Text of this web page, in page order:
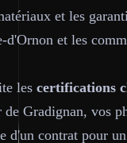
et les
et les
les certifications
Gradignan, vos
d'un contrat pour